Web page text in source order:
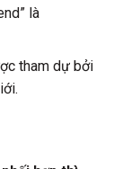
là
tham dự bởi